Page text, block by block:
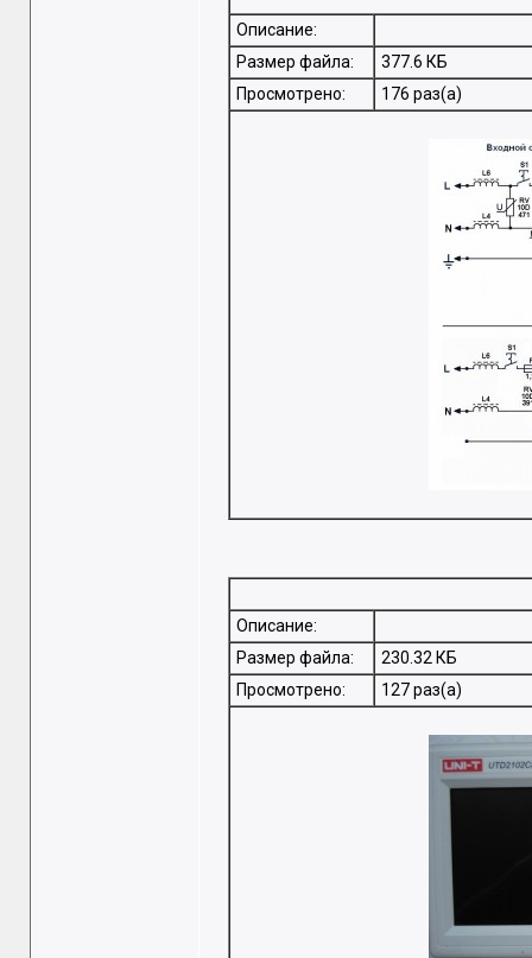
Описание:
Размер файла:
377.6 КБ
Просмотрено:
176 раз(а)
Описание:
Размер файла:
230.32 КБ
Просмотрено:
127 раз(а)